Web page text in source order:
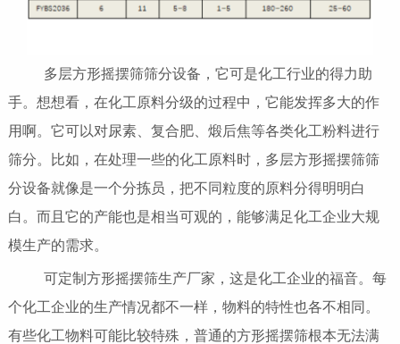
多层方形摇摆筛筛分设备，它可是化工行业的得力助
手。想想看，在化工原料分级的过程中，它能发挥多大的作
用啊。它可以对尿素、复合肥、煅后焦等各类化工粉料进行
筛分。比如，在处理一些的化工原料时，多层方形摇摆筛筛
分设备就像是一个分拣员，把不同粒度的原料分得明明白
白。而且它的产能也是相当可观的，能够满足化工企业大规
模生产的需求。
可定制方形摇摆筛生产厂家，这是化工企业的福音。每
个化工企业的生产情况都不一样，物料的特性也各不相同。
有些化工物料可能比较特殊，普通的方形摇摆筛根本无法满